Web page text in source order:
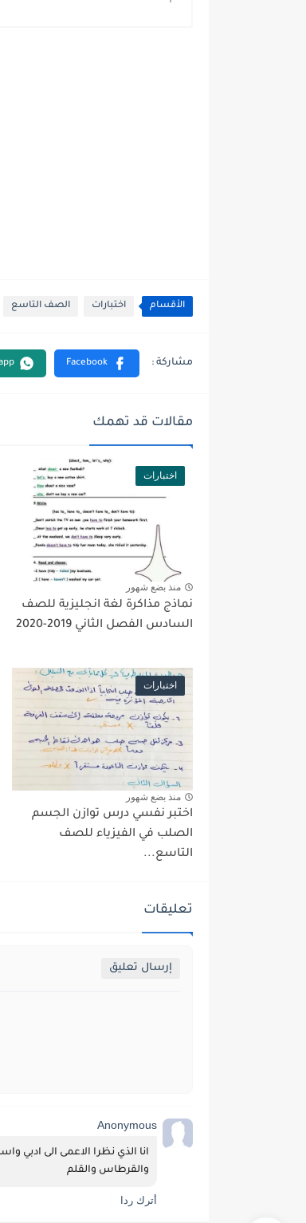
الأقسام اختبارات الصف التاسع
مقالات قد تهمك
اختبارات
منذ بضع شهور
نماذج مذاكرة لغة انجليزية للصف
السادس الفصل الثاني 2019-2020
اختبارات
منذ بضع شهور
اختبر نفسي درس توازن الجسم
الصلب في الفيزياء للصف
التاسع...
تعليقات
إرسال تعليق
Anonymous
والقرطاس والقلم
أترك ردا